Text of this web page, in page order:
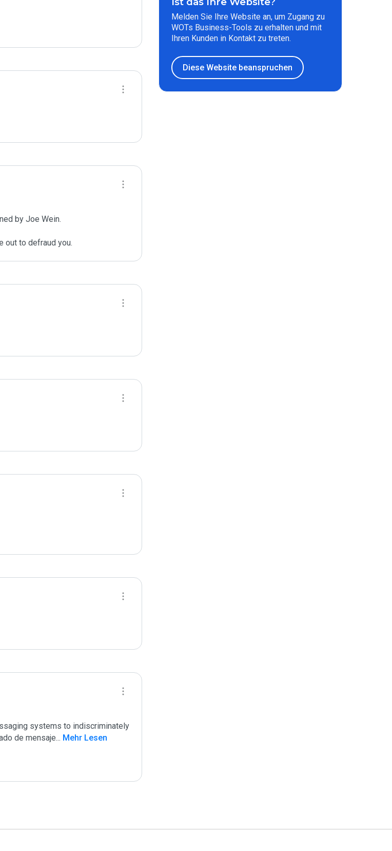
by Joe Wein.
out to defraud you.
systems to indiscriminately
de mensaje... Mehr Lesen
Melden Sie Ihre Website an, um Zugang zu
WOTs Business-Tools zu erhalten und mit
Ihren Kunden in Kontakt zu treten.
Diese Website beanspruchen